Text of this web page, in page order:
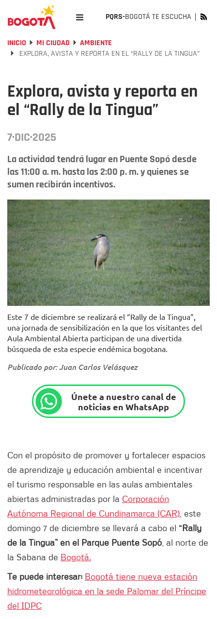
PQRS-BOGOTÁ TE ESCUCHA
INICIO MI CIUDAD
AMBIENTE
EXPLORA, AVISTA Y REPORTA EN EL “RALLY DE LA TINGUA”
Explora, avista y reporta en
el “Rally de la Tingua”
7·DIC·2025
La actividad tendrá lugar en Puente Sopó desde
las 11:00 a. m. hasta las 2:00 p. m. y quienes se
sumen recibirán incentivos.
CAR
Este 7 de diciembre se realizará el “Rally de la Tingua”,
una jornada de sensibilización en la que los visitantes del
Aula Ambiental Abierta participan de una divertida
búsqueda de esta especie endémica bogotana.
Publicado por: Juan Carlos Velásquez
Únete a nuestro canal de
noticias en WhatsApp
Con el propósito de promover y fortalecer espacios
de aprendizaje y educación ambiental e incentivar
el turismo responsable en las aulas ambientales
abiertas administradas por la Corporación
Autónoma Regional de Cundinamarca (CAR) , este
domingo 7 de diciembre se llevará a cabo el “Rally
de la Tingua” en el Parque Puente Sopó , al norte de
la Sabana de Bogotá.
Te puede interesar: Bogotá tiene nueva estación
hidrometeorológica en la sede Palomar del Príncipe
del IDPC